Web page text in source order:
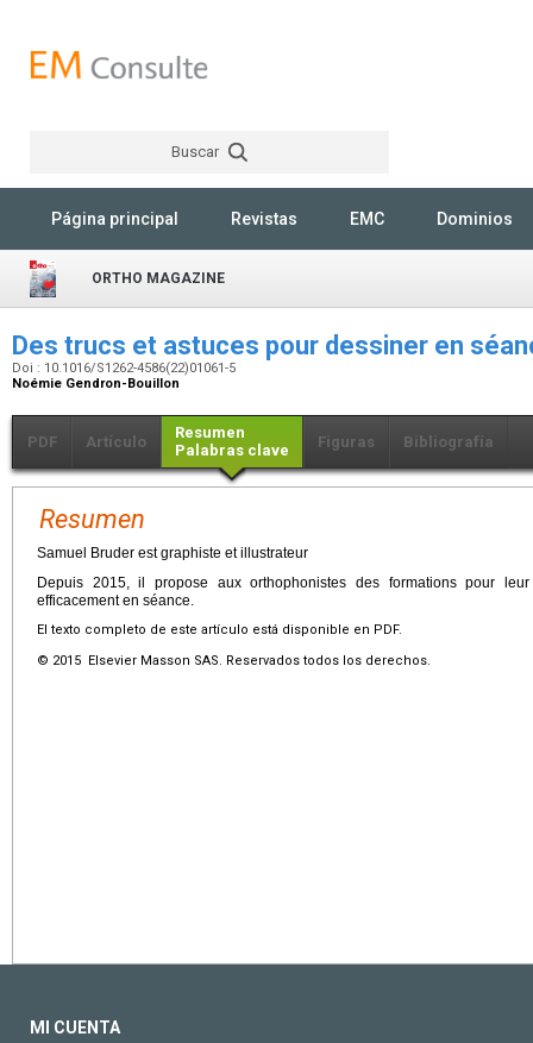
Buscar
Página principal Revistas EMC Dominios
ORTHO MAGAZINE
Des trucs et astuces pour dessiner en
Doi : 10.1016/S1262-4586(22)01061-5
Noémie Gendron-Bouillon
PDF Artículo
Resumen
Palabras clave
Figuras Bibliografía
Resumen
Samuel Bruder est graphiste et illustrateur
Depuis 2015, il propose aux orthophonistes des formations pour
efficacement en séance.
El texto completo de este artículo está disponible en PDF.
© 2015 Elsevier Masson SAS. Reservados todos los derechos.
MI CUENTA